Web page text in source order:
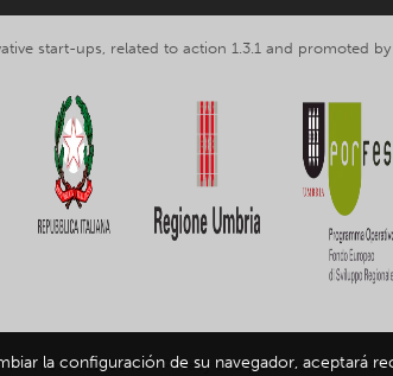
start-ups, related to action 1.3.1 and promoted
nr. IT03602120549 -Privacy and personal data
la configuración de su navegador, aceptará